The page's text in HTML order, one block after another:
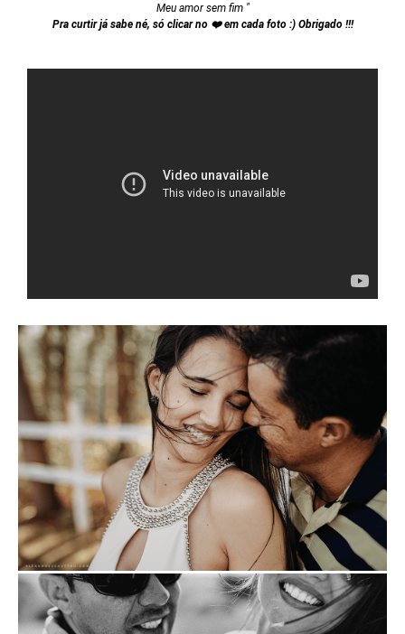
Meu amor sem fim "
Pra curtir já sabe né, só clicar no ❤️ em cada foto :) Obrigado !!!